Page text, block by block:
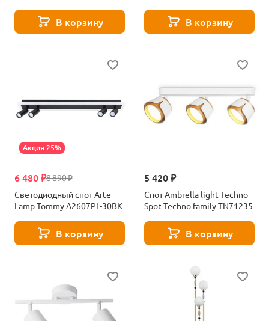
В корзину В корзину
Акция 25%
8 890 ₽
6 480 ₽
Светодиодный спот Arte
Lamp Tommy A2607PL-30BK
В корзину
5 420 ₽
Спот Ambrella light Techno
Spot Techno family TN71235
В корзину